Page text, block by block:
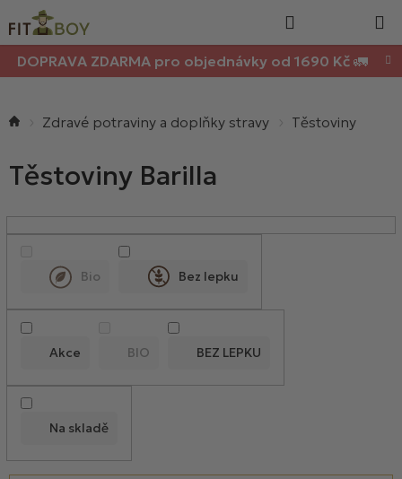
na
obsah
DOPRAVA ZDARMA pro objednávky od 1690 Kč 🚛
košík
Zdravé potraviny a doplňky stravy Těstoviny
Těstoviny Barilla
Na skladě
Akce BIO BEZ LEPKU
Bio Bez lepku
V
i
o
d
k